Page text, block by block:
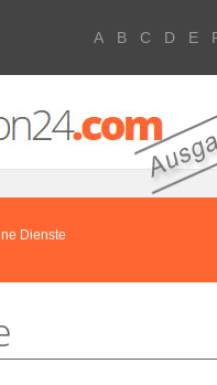
A B C D E
Dienste